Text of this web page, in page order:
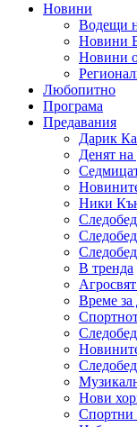
Новини
Водещи
Новини
Новини
Любопитно
Програма
Предавания
Дарик
Денят
Ники
В тренда
Време за
Нови
Спортни